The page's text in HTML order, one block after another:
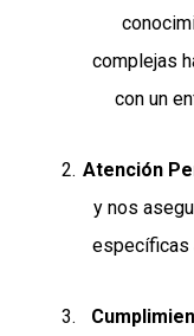
complejas
con un
Atención
y nos
específicas